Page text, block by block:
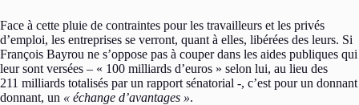
Face à cette pluie de contraintes pour les travailleurs et les privés
d’emploi, les entreprises se verront, quant à elles, libérées des leurs. Si
François Bayrou ne s’oppose pas à couper dans les aides publiques qui
leur sont versées – « 100 milliards d’euros » selon lui, au lieu des
211 milliards totalisés par un rapport sénatorial -, c’est pour un donnant
donnant, un « échange d’avantages ».